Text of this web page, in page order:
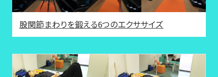
股関節まわりを鍛える6つのエクササイズ